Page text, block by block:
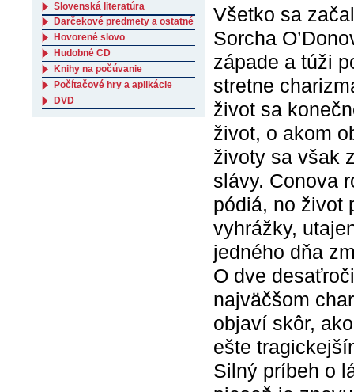
Všetko sa
Sorcha
západe a túži
stretne
život sa
život, o akom
životy sa však
slávy. Conova
pódiá, no život
vyhrážky,
jedného dňa
O dve
najväčšom
objaví skôr,
ešte
Silný príbeh o
Slovenská literatúra
Darčekové predmety a ostatné
Hovorené slovo
Hudobné CD
Knihy na počúvanie
Počítačové hry a aplikácie
DVD